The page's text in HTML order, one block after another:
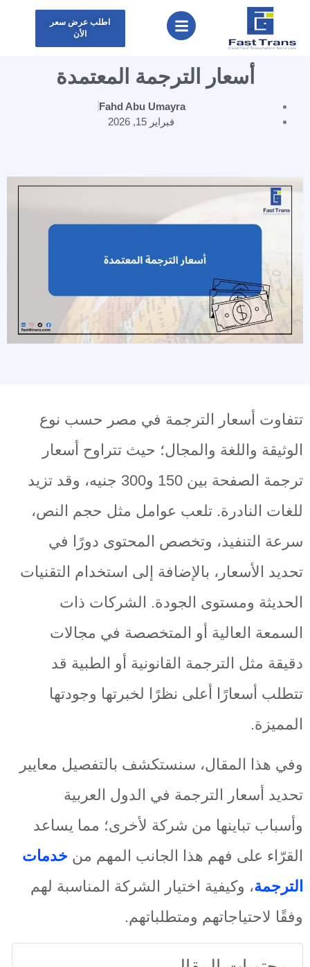
اطلب عرض سعر
الأن
أسعار الترجمة المعتمدة
Fahd Abu Umayra
فبراير 15, 2026
تتفاوت أسعار الترجمة في مصر حسب نوع
الوثيقة واللغة والمجال؛ حيث تتراوح أسعار
ترجمة الصفحة بين 150 و300 جنيه، وقد تزيد
للغات النادرة. تلعب عوامل مثل حجم النص،
سرعة التنفيذ، وتخصص المحتوى دورًا في
تحديد الأسعار، بالإضافة إلى استخدام التقنيات
الحديثة ومستوى الجودة. الشركات ذات
السمعة العالية أو المتخصصة في مجالات
دقيقة مثل الترجمة القانونية أو الطبية قد
تتطلب أسعارًا أعلى نظرًا لخبرتها وجودتها
المميزة.
وفي هذا المقال، سنستكشف بالتفصيل معايير
تحديد أسعار الترجمة في الدول العربية
وأسباب تباينها من شركة لأخرى؛ مما يساعد
القرّاء على فهم هذا الجانب المهم منخدمات
الترجمة، وكيفية اختيار الشركة المناسبة لهم
وفقًا لاحتياجاتهم ومتطلباتهم.